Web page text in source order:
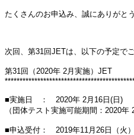
たくさんのお申込み、誠にありがと
次回、第31回JETは、以下の予定で
第31回（2020年 2月実施）JET
■実施日 ： 2020年 2月16日(日)
（団体テスト実施可能期間：2020
■申込受付： 2019年11月26日（火